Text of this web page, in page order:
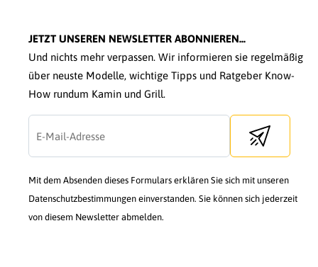
JETZT UNSEREN NEWSLETTER ABONNIEREN...
Und nichts mehr verpassen. Wir informieren sie regelmäßig
über neuste Modelle, wichtige Tipps und Ratgeber Know-
How rundum Kamin und Grill.
Send
Mit dem Absenden dieses Formulars erklären Sie sich mit unseren
Datenschutzbestimmungen einverstanden. Sie können sich jederzeit
von diesem Newsletter abmelden.